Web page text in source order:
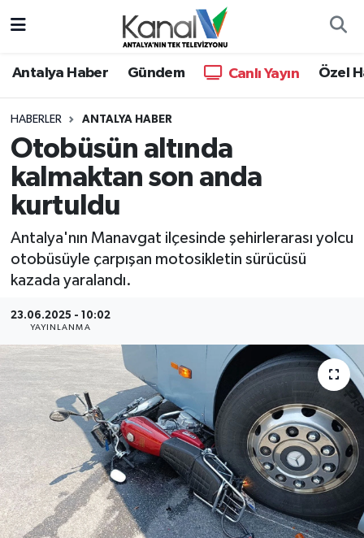
Antalya Haber Gündem Canlı Yayın Özel
HABERLER ANTALYA HABER
Otobüsün altında
kalmaktan son anda
kurtuldu
Antalya'nın Manavgat ilçesinde şehirlerarası yolcu
otobüsüyle çarpışan motosikletin sürücüsü
kazada yaralandı.
23.06.2025 - 10:02
YAYINLANMA
Antalya Haber
Dünya
Eğitim
Gündem
Günün Manşetleri
Haber Kuşakları
Haberler
KANALV Spor
Kültür Sanat
Magazin
Hava Durumu
Trafik Durumu
Süper Lig Puan Durumu ve Fikstür
Son Dakika Haberleri
Haber Arşivi